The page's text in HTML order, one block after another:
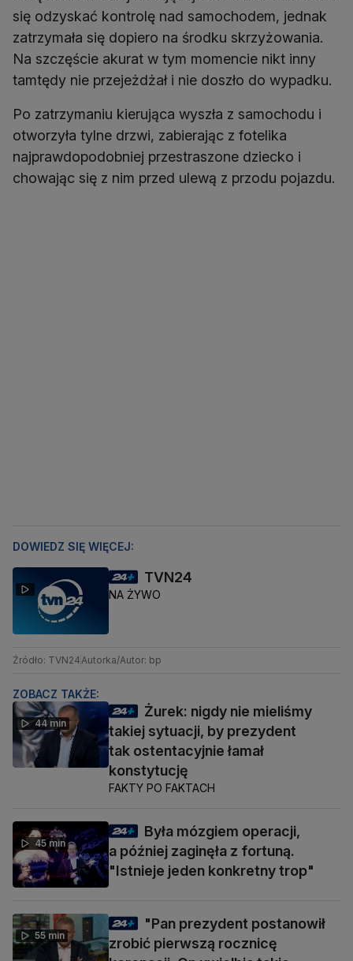
się odzyskać kontrolę nad samochodem, jednak
zatrzymała się dopiero na środku skrzyżowania.
Na szczęście akurat w tym momencie nikt inny
tamtędy nie przejeżdżał i nie doszło do wypadku.
Po zatrzymaniu kierująca wyszła z samochodu i
otworzyła tylne drzwi, zabierając z fotelika
najprawdopodobniej przestraszone dziecko i
chowając się z nim przed ulewą z przodu pojazdu.
DOWIEDZ SIĘ WIĘCEJ:
TVN24
NA ŻYWO
Źródło: TVN24 Autorka/Autor: bp
ZOBACZ TAKŻE:
44 min
Żurek: nigdy nie mieliśmy
takiej sytuacji, by prezydent
tak ostentacyjnie łamał
konstytucję
FAKTY PO FAKTACH
45 min
Była mózgiem operacji,
a później zaginęła z fortuną.
"Istnieje jeden konkretny trop"
55 min
"Pan prezydent postanowił
zrobić pierwszą rocznicę